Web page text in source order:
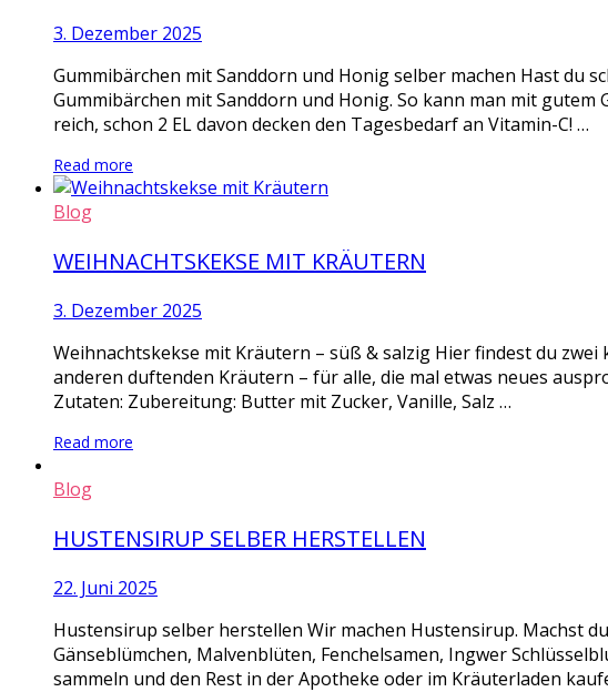
3. Dezember 2025
Gummibärchen mit Sanddorn und Honig selber machen Hast du
Gummibärchen mit Sanddorn und Honig. So kann man mit
reich, schon 2 EL davon decken den Tagesbedarf an Vitamin-C! …
Read more
Blog
WEIHNACHTSKEKSE MIT KRÄUTERN
3. Dezember 2025
Weihnachtskekse mit Kräutern – süß & salzig Hier findest du
anderen duftenden Kräutern – für alle, die mal etwas neues
Zutaten: Zubereitung: Butter mit Zucker, Vanille, Salz …
Read more
Blog
HUSTENSIRUP SELBER HERSTELLEN
22. Juni 2025
Hustensirup selber herstellen Wir machen Hustensirup. Machst
Gänseblümchen, Malvenblüten, Fenchelsamen, Ingwer
sammeln und den Rest in der Apotheke oder im Kräuterladen